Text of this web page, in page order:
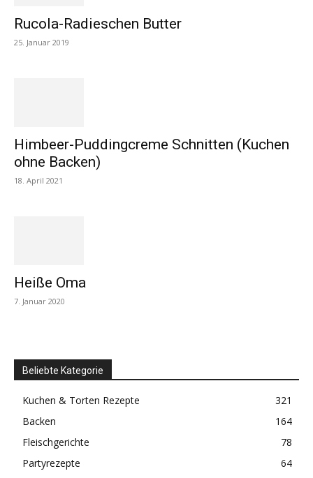
Rucola-Radieschen Butter
25. Januar 2019
Himbeer-Puddingcreme Schnitten (Kuchen
ohne Backen)
18. April 2021
Heiße Oma
7. Januar 2020
Beliebte Kategorie
Kuchen & Torten Rezepte
321
Backen
164
Fleischgerichte
78
Partyrezepte
64